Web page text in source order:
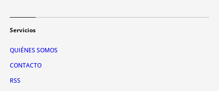
Servicios
QUIÉNES SOMOS
CONTACTO
RSS